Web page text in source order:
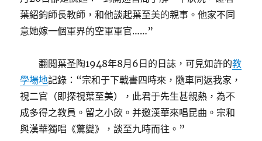
葉紹鈞師長教師，和他談起葉至美的親事。他家不同
意她嫁一個軍界的空軍軍官……”
翻閱葉圣陶1948年8月6日的日誌，可見如許的教
學場地記錄：“宗和于下戰書四時來，隨車同返我家，
視二官（即探視葉至美），此君于先生甚親熱，為不
成多得之教員。留之小飲。并邀漢華來唱昆曲。宗和
與漢華獨唱《驚變》，談至九時而往。”